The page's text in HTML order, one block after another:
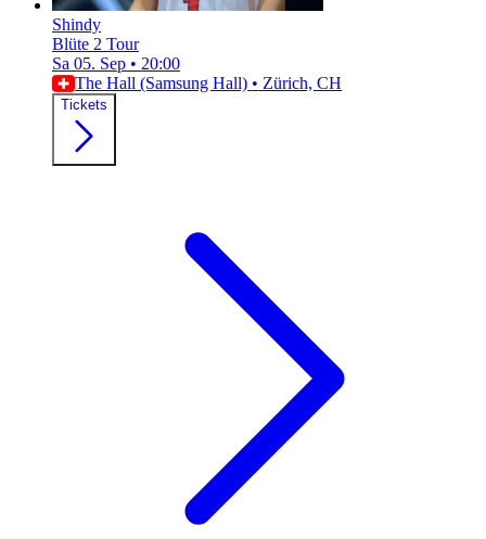
Shindy
Blüte 2 Tour
Sa 05. Sep • 20:00
The Hall (Samsung Hall) • Zürich, CH
Tickets